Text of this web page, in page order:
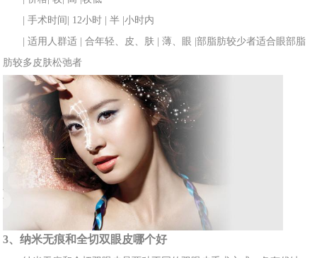
| 手术时间
| 12小时 | 半 |小时内
| 适用人群适 | 合年轻、皮、肤 | 薄、眼 |部脂肪较少者适合眼部脂
肪较多皮肤松弛者
3、纳米无痕和全切双眼皮哪个好